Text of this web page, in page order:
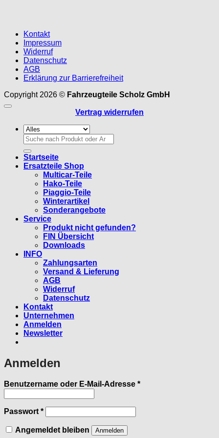
Kontakt
Impressum
Widerruf
Datenschutz
AGB
Erklärung zur Barrierefreiheit
Copyright 2026 © Fahrzeugteile Scholz GmbH
Vertrag widerrufen
Suchen
nach:
Startseite
Ersatzteile Shop
Multicar-Teile
Hako-Teile
Piaggio-Teile
Winterartikel
Sonderangebote
Service
Produkt nicht gefunden?
FIN Übersicht
Downloads
INFO
Zahlungsarten
Versand & Lieferung
AGB
Widerruf
Datenschutz
Kontakt
Unternehmen
Anmelden
Newsletter
Anmelden
Benutzername oder E-Mail-Adresse *Erforderlich
Passwort *Erforderlich
Angemeldet bleiben Anmelden